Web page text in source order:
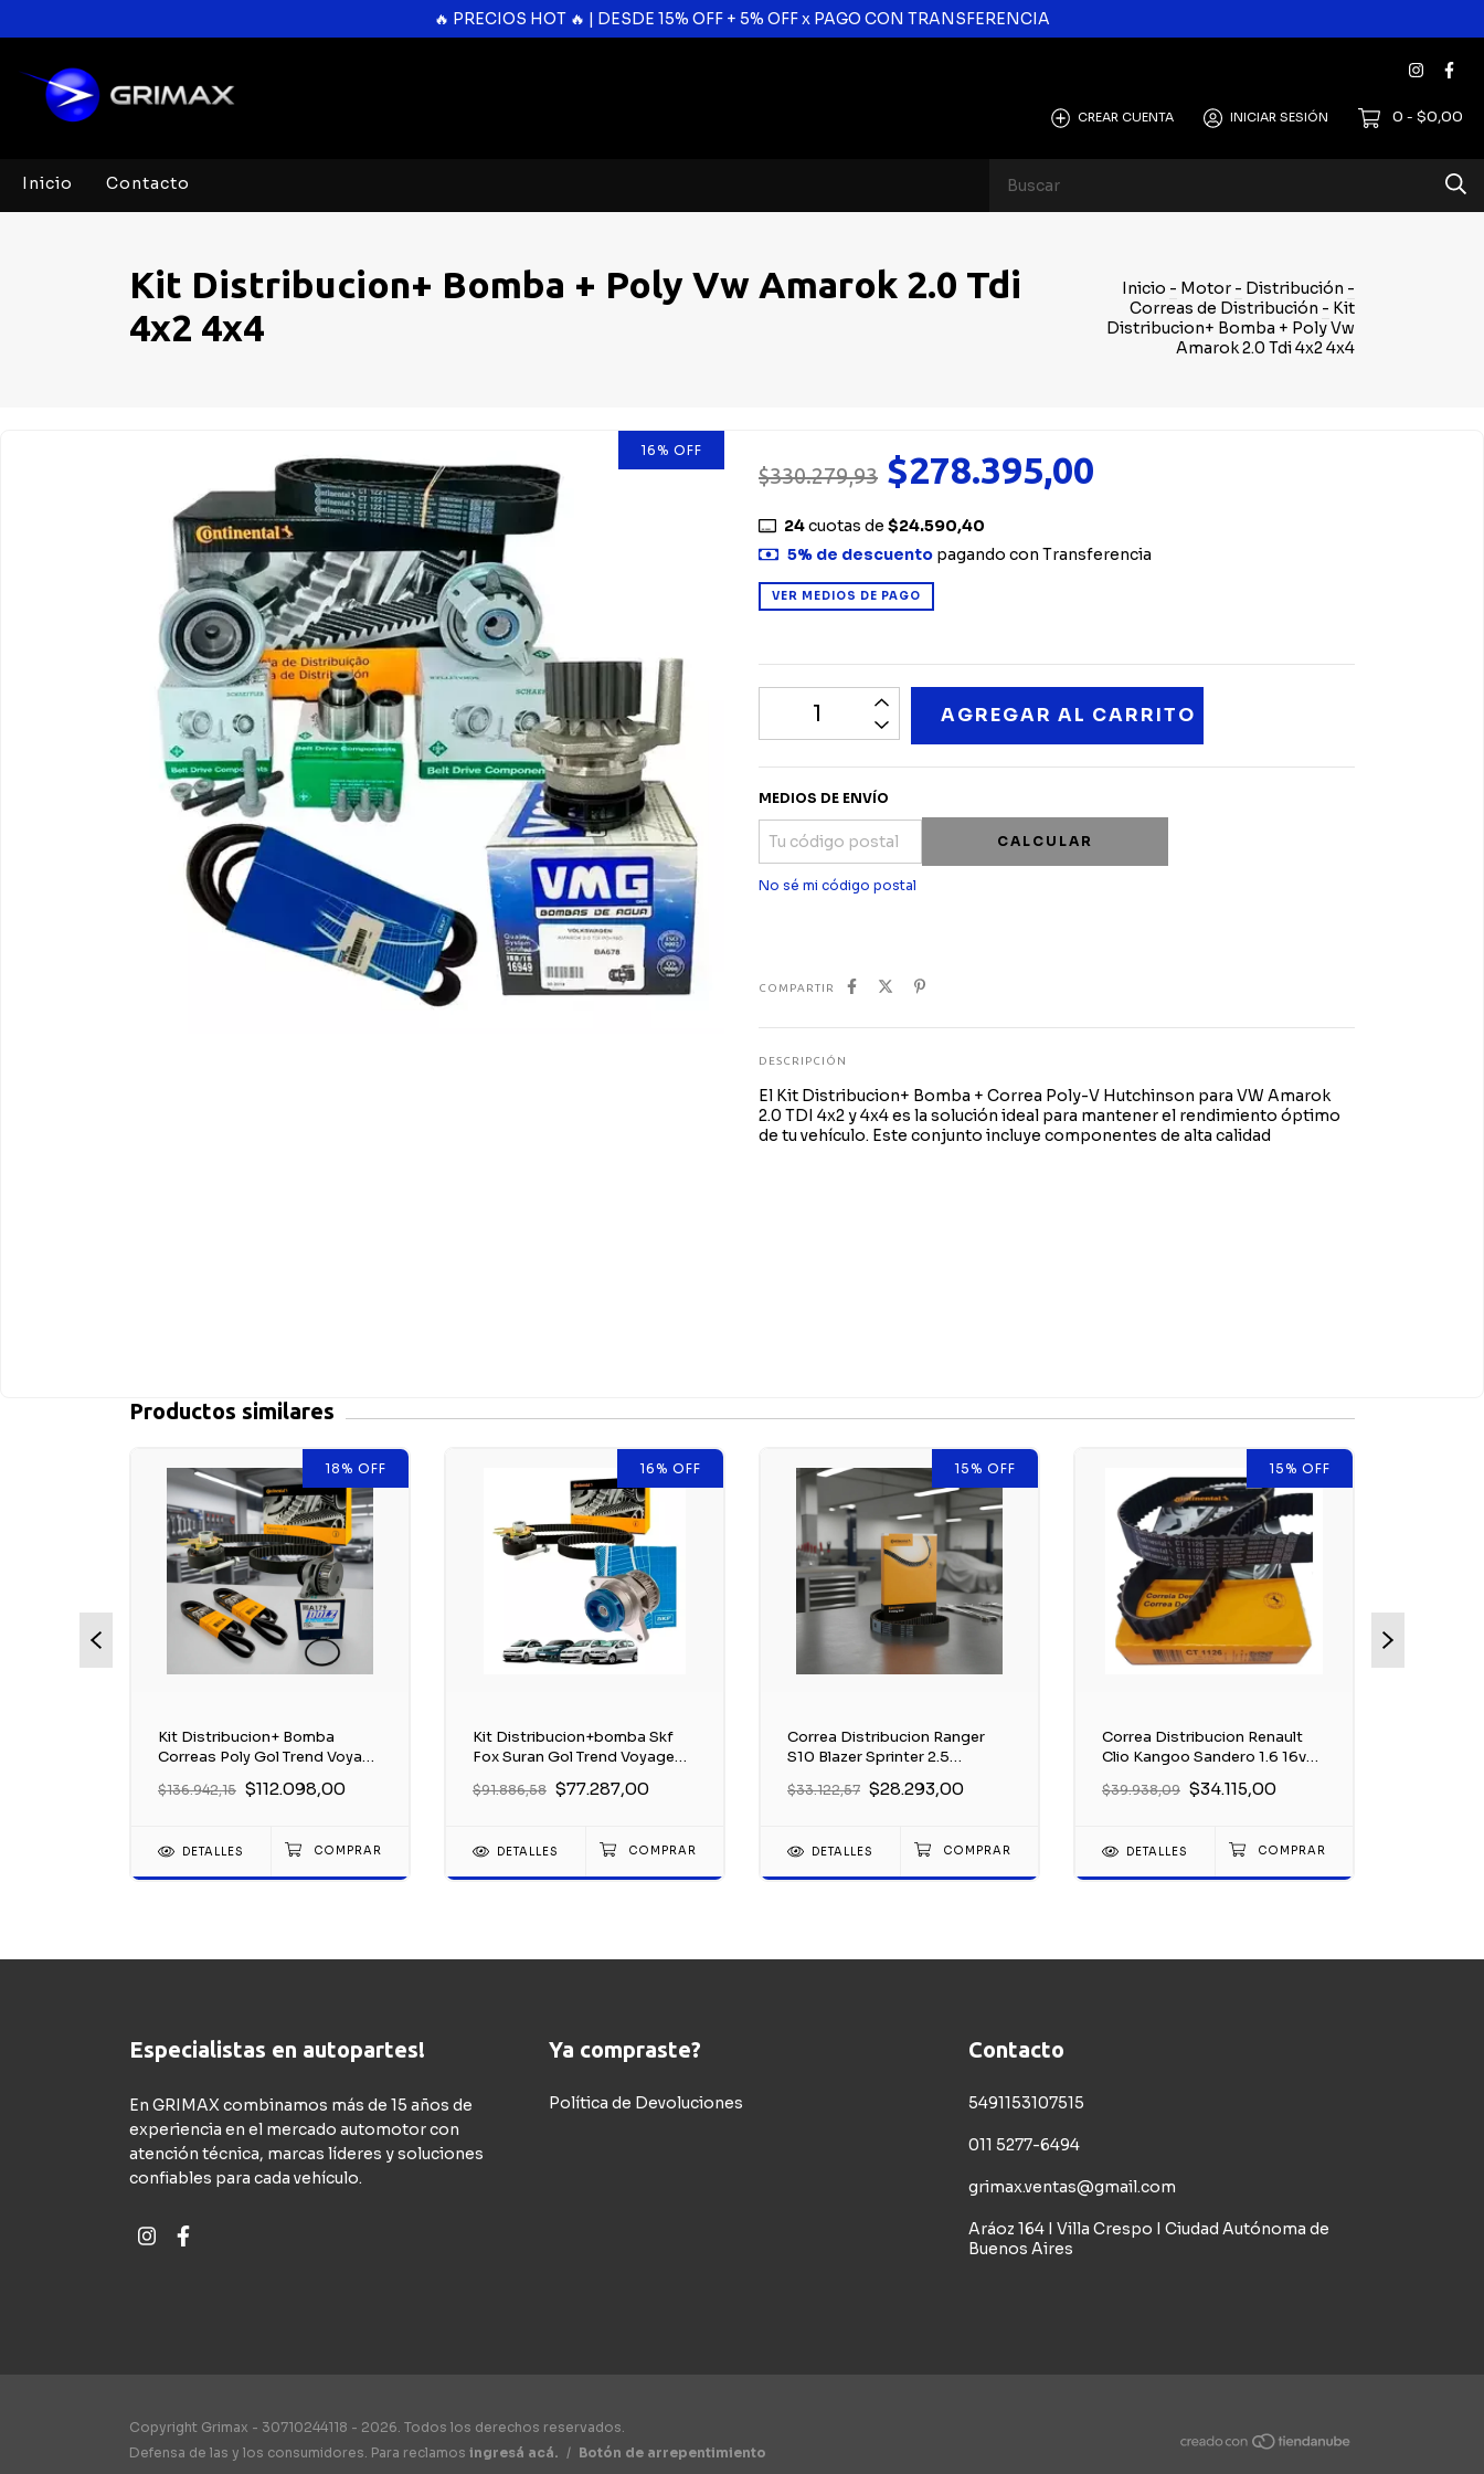
🔥 PRECIOS HOT 🔥 | DESDE 15% OFF + 5% OFF x PAGO CON TRANSFERENCIA
CREAR CUENTA INICIAR SESIÓN 0 - $0,00
Inicio Contacto
Kit Distribucion+ Bomba + Poly Vw Amarok 2.0 Tdi
4x2 4x4
Inicio - Motor - Distribución -
Correas de Distribución - Kit
Distribucion+ Bomba + Poly Vw
Amarok 2.0 Tdi 4x2 4x4
16% OFF
$330.279,93 $278.395,00
24cuotas de $24.590,40
5% de descuentopagando con Transferencia
VER MEDIOS DE PAGO
MEDIOS DE ENVÍO
CALCULAR
No sé mi código postal
COMPARTIR
DESCRIPCIÓN
El Kit Distribucion+ Bomba + Correa Poly-V Hutchinson para VW Amarok
2.0 TDI 4x2 y 4x4 es la solución ideal para mantener el rendimiento óptimo
de tu vehículo. Este conjunto incluye componentes de alta calidad
Productos similares
18% OFF
Kit Distribucion+ Bomba
Correas Poly Gol Trend Voyage
$136.942,15 $112.098,00
DETALLES
16% OFF
Kit Distribucion+bomba Skf
Fox Suran Gol Trend Voyage
$91.886,58 $77.287,00
DETALLES
15% OFF
Correa Distribucion Ranger
S10 Blazer Sprinter 2.5
$33.122,57 $28.293,00
DETALLES
15% OFF
Correa Distribucion Renault
Clio Kangoo Sandero 1.6 16v
$39.938,09 $34.115,00
DETALLES
Especialistas en autopartes!
En GRIMAX combinamos más de 15 años de
experiencia en el mercado automotor con
atención técnica, marcas líderes y soluciones
confiables para cada vehículo.
Ya compraste?
Política de Devoluciones
Contacto
5491153107515
011 5277-6494
grimax.ventas@gmail.com
Aráoz 164 I Villa Crespo I Ciudad Autónoma de
Buenos Aires
Copyright Grimax - 30710244118 - 2026. Todos los derechos reservados.
Defensa de las y los consumidores. Para reclamos ingresá acá. / Botón de arrepentimiento